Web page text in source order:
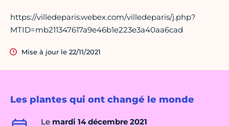
Les plantes qui ont changé le monde
Le mardi 14 décembre 2021
https://villedeparis.webex.com/villedeparis/j.php?
MTID=mb211347617a9e46b1e223e3a40aa6cad
Mise à jour le 22/11/2021